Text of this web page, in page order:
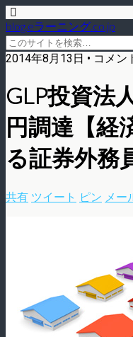
blog.eラーニング.co.jp
2014年8月13日 • コメン
GLP投資法
円調達【経
る証券外務
共有 ツイート ピン メー